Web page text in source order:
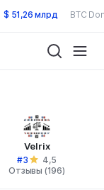
$ 51,26 млрд BTC
Velrix
#3
4,5
Отзывы (196)